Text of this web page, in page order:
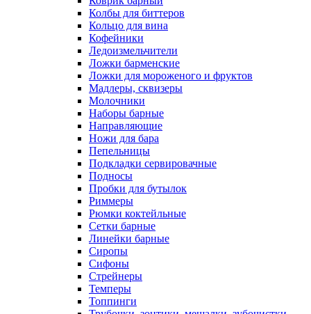
Колбы для биттеров
Кольцо для вина
Кофейники
Ледоизмельчители
Ложки барменские
Ложки для мороженого и фруктов
Мадлеры, сквизеры
Молочники
Наборы барные
Направляющие
Ножи для бара
Пепельницы
Подкладки сервировачные
Подносы
Пробки для бутылок
Риммеры
Рюмки коктейльные
Сетки барные
Линейки барные
Сиропы
Сифоны
Стрейнеры
Темперы
Топпинги